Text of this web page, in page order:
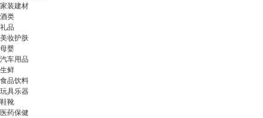
家装建材
酒类
礼品
美妆护肤
母婴
汽车用品
生鲜
食品饮料
玩具乐器
鞋靴
医药保健